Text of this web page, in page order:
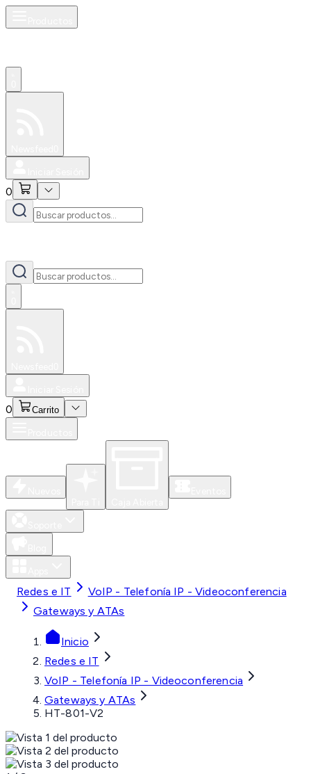
0
0 Carrito
Redes e IT
VoIP - Telefonía IP - Videoconferencia
Gateways y ATAs
Inicio
Redes e IT
VoIP - Telefonía IP - Videoconferencia
Gateways y ATAs
HT-801-V2